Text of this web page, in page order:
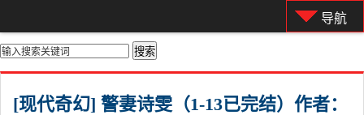
导航
你的位置： 首页>都市激情
[现代奇幻] 警妻诗雯（1-13已完结）作者：